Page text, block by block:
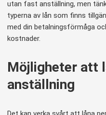
utan fast anställning, men
typerna av lån som finns
med din betalningsförmåga
kostnader.
Möjligheter att
anställning